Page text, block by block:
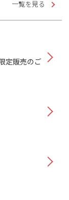
一覧を見る
定販売のご